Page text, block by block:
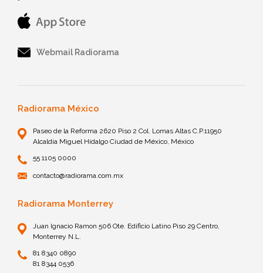
Webmail Radiorama
Radiorama México
Paseo de la Reforma 2620 Piso 2 Col. Lomas Altas C.P.11950
Alcaldía Miguel Hidalgo Ciudad de México, México
55 1105 0000
contacto@radiorama.com.mx
Radiorama Monterrey
Juan Ignacio Ramon 506 Ote. Edificio Latino Piso 29 Centro,
Monterrey N.L.
81 8340 0890
81 8344 0536